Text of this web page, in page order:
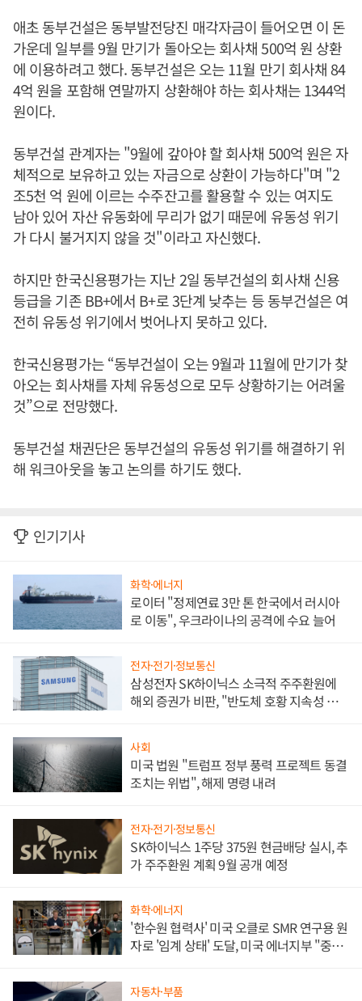
애초 동부건설은 동부발전당진 매각자금이 들어오면 이 돈
가운데 일부를 9월 만기가 돌아오는 회사채 500억 원 상환
에 이용하려고 했다. 동부건설은 오는 11월 만기 회사채 84
4억 원을 포함해 연말까지 상환해야 하는 회사채는 1344억
원이다.
동부건설 관계자는 "9월에 갚아야 할 회사채 500억 원은 자
체적으로 보유하고 있는 자금으로 상환이 가능하다"며 "2
조5천 억 원에 이르는 수주잔고를 활용할 수 있는 여지도
남아 있어 자산 유동화에 무리가 없기 때문에 유동성 위기
가 다시 불거지지 않을 것"이라고 자신했다.
하지만 한국신용평가는 지난 2일 동부건설의 회사채 신용
등급을 기존 BB+에서 B+로 3단계 낮추는 등 동부건설은 여
전히 유동성 위기에서 벗어나지 못하고 있다.
한국신용평가는 “동부건설이 오는 9월과 11월에 만기가 찾
아오는 회사채를 자체 유동성으로 모두 상황하기는 어려울
것”으로 전망했다.
동부건설 채권단은 동부건설의 유동성 위기를 해결하기 위
해 워크아웃을 놓고 논의를 하기도 했다.
인기기사
화학·에너지
로이터 "정제연료 3만 톤 한국에서 러시아
로 이동", 우크라이나의 공격에 수요 늘어
전자·전기·정보통신
삼성전자 SK하이닉스 소극적 주주환원에
해외 증권가 비판, "반도체 호황 지속성 의
사회
미국 법원 "트럼프 정부 풍력 프로젝트 동결
조치는 위법", 해제 명령 내려
전자·전기·정보통신
SK하이닉스 1주당 375원 현금배당 실시, 추
가 주주환원 계획 9월 공개 예정
화학·에너지
'한수원 협력사' 미국 오클로 SMR 연구용 원
자로 '임계 상태' 도달, 미국 에너지부 "중요
자동차·부품